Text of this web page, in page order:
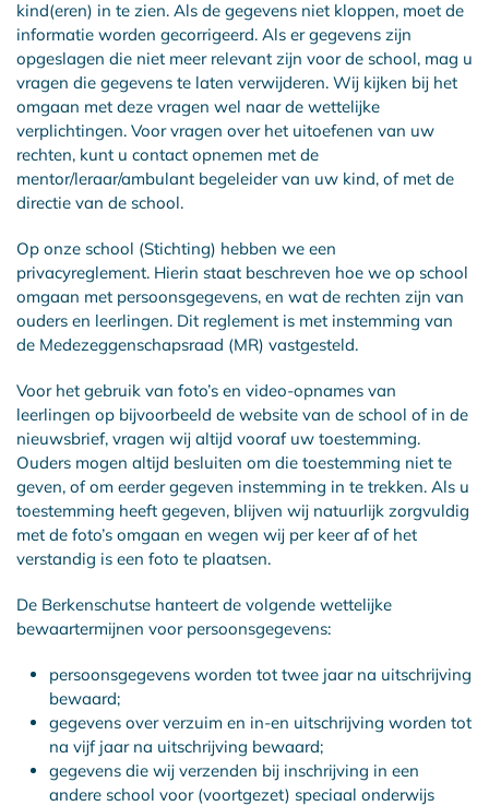
kind(eren) in te zien. Als de gegevens niet kloppen, moet de
informatie worden gecorrigeerd. Als er gegevens zijn
opgeslagen die niet meer relevant zijn voor de school, mag u
vragen die gegevens te laten verwijderen. Wij kijken bij het
omgaan met deze vragen wel naar de wettelijke
verplichtingen. Voor vragen over het uitoefenen van uw
rechten, kunt u contact opnemen met de
mentor/leraar/ambulant begeleider van uw kind, of met de
directie van de school.
Op onze school (Stichting) hebben we een
privacyreglement. Hierin staat beschreven hoe we op school
omgaan met persoonsgegevens, en wat de rechten zijn van
ouders en leerlingen. Dit reglement is met instemming van
de Medezeggenschapsraad (MR) vastgesteld.
Voor het gebruik van foto’s en video-opnames van
leerlingen op bijvoorbeeld de website van de school of in de
nieuwsbrief, vragen wij altijd vooraf uw toestemming.
Ouders mogen altijd besluiten om die toestemming niet te
geven, of om eerder gegeven instemming in te trekken. Als u
toestemming heeft gegeven, blijven wij natuurlijk zorgvuldig
met de foto’s omgaan en wegen wij per keer af of het
verstandig is een foto te plaatsen.
De Berkenschutse hanteert de volgende wettelijke
bewaartermijnen voor persoonsgegevens:
persoonsgegevens worden tot twee jaar na uitschrijving
bewaard;
gegevens over verzuim en in-en uitschrijving worden tot
na vijf jaar na uitschrijving bewaard;
gegevens die wij verzenden bij inschrijving in een
andere school voor (voortgezet) speciaal onderwijs